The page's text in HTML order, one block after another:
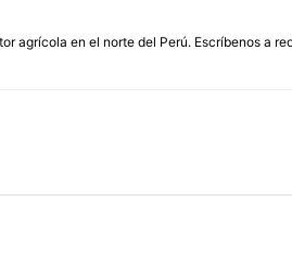
agrícola en el norte del Perú. Escríbenos a